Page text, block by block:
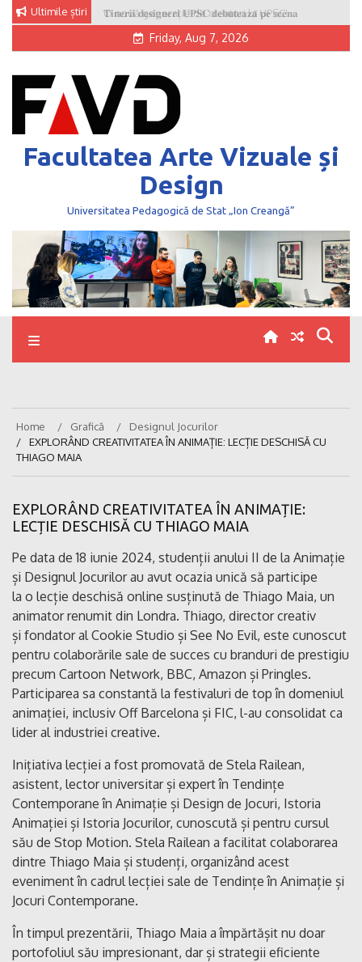
Skip
content
Ultimile știri O nouă generație de creatori la UPSC!
Friday, Aug 7, 2026
Facultatea Arte Vizuale și
Design
Universitatea Pedagogică de Stat „Ion Creangă”
Home Grafică
Designul Jocurilor
EXPLORÂND CREATIVITATEA ÎN ANIMAȚIE: LECȚIE DESCHISĂ CU
THIAGO MAIA
EXPLORÂND CREATIVITATEA ÎN ANIMAȚIE:
LECȚIE DESCHISĂ CU THIAGO MAIA
Pe data de 18 iunie 2024, studenții anului II de la Animație
și Designul Jocurilor au avut ocazia unică să participe
la o lecție deschisă online susținută de Thiago Maia, un
animator renumit din Londra. Thiago, director creativ
și fondator al Cookie Studio și See No Evil, este cunoscut
pentru colaborările sale de succes cu branduri de prestigiu
precum Cartoon Network, BBC, Amazon și Pringles.
Participarea sa constantă la festivaluri de top în domeniul
animației, inclusiv Off Barcelona și FIC, l-au consolidat ca
lider al industriei creative.
Inițiativa lecției a fost promovată de Stela Railean,
asistent, lector universitar și expert în Tendințe
Contemporane în Animație și Design de Jocuri, Istoria
Animației și Istoria Jocurilor, cunoscută și pentru cursul
său de Stop Motion. Stela Railean a facilitat colaborarea
dintre Thiago Maia și studenți, organizând acest
eveniment în cadrul lecției sale de Tendințe în Animație și
Jocuri Contemporane.
În timpul prezentării, Thiago Maia a împărtășit nu doar
portofoliul său impresionant, dar și strategii eficiente